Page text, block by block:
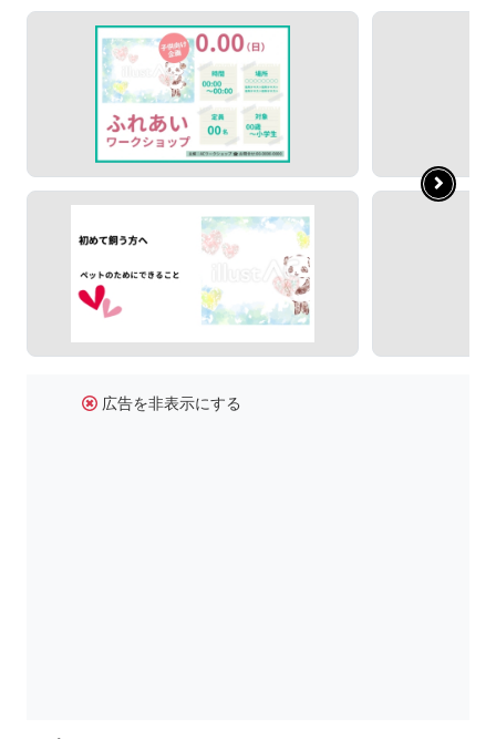
広告を非表示にする